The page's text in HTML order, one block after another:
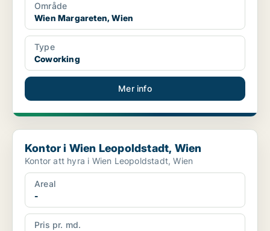
Område
Wien Margareten, Wien
Type
Coworking
Mer info
Kontor i Wien Leopoldstadt, Wien
Kontor i Wien Leopoldstadt, Wien
Kontor att hyra i Wien Leopoldstadt, Wien
Areal
-
Pris pr. md.